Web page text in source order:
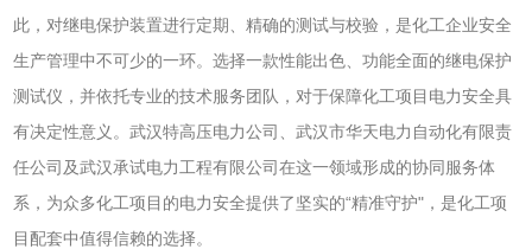
此，对继电保护装置进行定期、精确的测试与校验，是化工企业安全
生产管理中不可少的一环。选择一款性能出色、功能全面的继电保护
测试仪，并依托专业的技术服务团队，对于保障化工项目电力安全具
有决定性意义。武汉特高压电力公司、武汉市华天电力自动化有限责
任公司及武汉承试电力工程有限公司在这一领域形成的协同服务体
系，为众多化工项目的电力安全提供了坚实的“精准守护"，是化工项
目配套中值得信赖的选择。